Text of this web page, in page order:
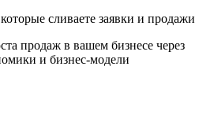
сливаете заявки и продажи
продаж в вашем бизнесе через
и бизнес-модели